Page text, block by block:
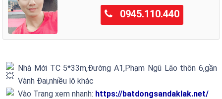
0945.110.440
Nhà Mới TC 5*33m,Đường A1,Phạm Ngũ Lão thôn 6,gần
Vành Đai,nhiều lô khác
Vào Trang xem nhanh: https://batdongsandaklak.net/